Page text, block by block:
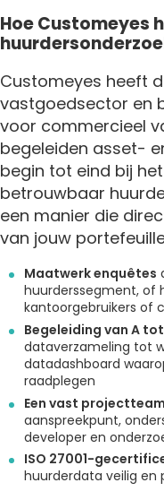
Hoe Customeyes
Customeyes heeft
vastgoedsector en
voor commercieel
begeleiden asset-
begin tot eind bij
betrouwbaar
een manier die
van jouw
Maatwerk enquêtes
huurderssegment, of
kantoorgebruikers of
Begeleiding van A tot
dataverzameling tot
datadashboard
raadplegen
Een vast projectteam
aanspreekpunt,
developer en
ISO 27001-
huurderdata veilig